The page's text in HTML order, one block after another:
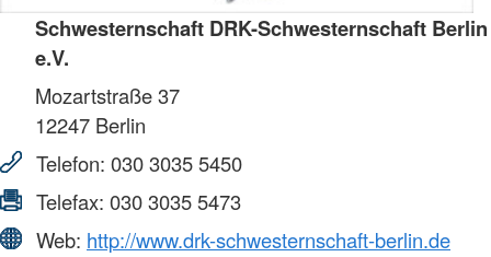
Schwesternschaft DRK-Schwesternschaft Berlin
e.V.
Mozartstraße 37
12247 Berlin
Telefon: 030 3035 5450
Telefax: 030 3035 5473
Web: http://www.drk-schwesternschaft-berlin.de